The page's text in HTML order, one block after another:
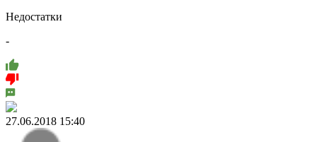
Недостатки
-
27.06.2018 15:40